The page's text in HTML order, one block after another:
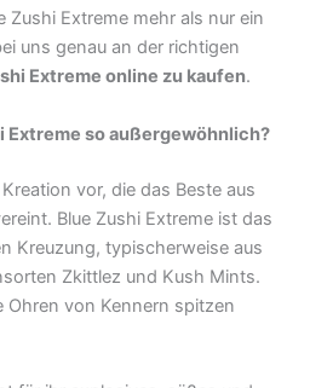
Zushi Extreme mehr als nur ein
uns genau an der richtigen
Extreme online zu kaufen.
Extreme so außergewöhnlich?
vor, die das Beste aus
Blue Zushi Extreme ist das
Kreuzung, typischerweise aus
Zkittlez und Kush Mints.
Ohren von Kennern spitzen